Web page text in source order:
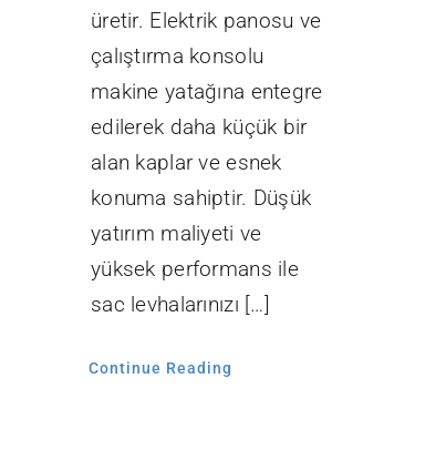
üretir. Elektrik panosu ve
çalıştırma konsolu
makine yatağına entegre
edilerek daha küçük bir
alan kaplar ve esnek
konuma sahiptir. Düşük
yatırım maliyeti ve
yüksek performans ile
sac levhalarınızı […]
Continue Reading